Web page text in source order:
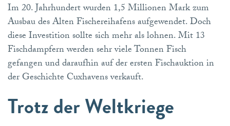
Im 20. Jahrhundert wurden 1,5 Millionen Mark zum
Ausbau des Alten Fischereihafens aufgewendet. Doch
diese Investition sollte sich mehr als lohnen. Mit 13
Fischdampfern werden sehr viele Tonnen Fisch
gefangen und daraufhin auf der ersten Fischauktion in
der Geschichte Cuxhavens verkauft.
Trotz der Weltkriege